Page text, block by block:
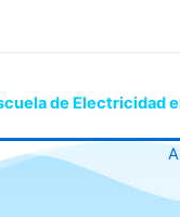
de Electricidad